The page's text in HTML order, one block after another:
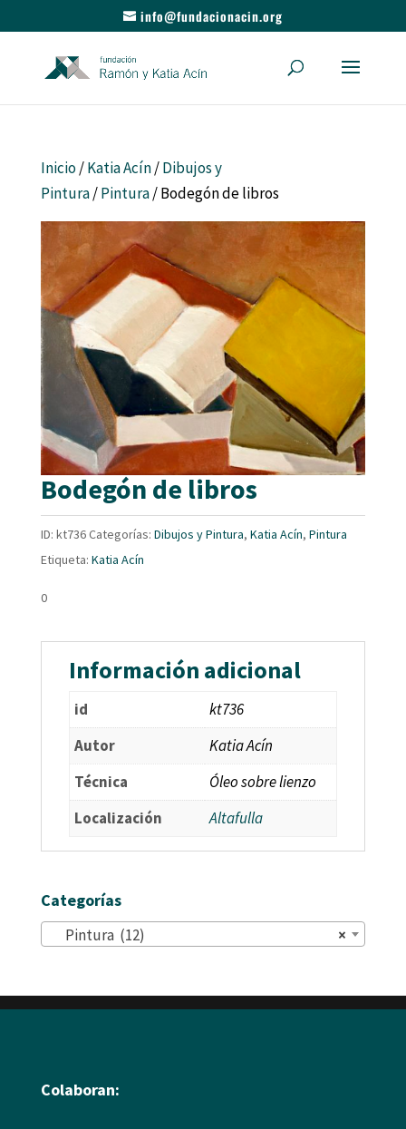
info@fundacionacin.org
Inicio/Katia Acín/Dibujos y
Pintura/Pintura/ Bodegón de libros
Bodegón de libros
ID: kt736Categorías: Dibujos y Pintura, Katia Acín, Pintura
Etiqueta: Katia Acín
0
Información adicional
id
kt736
Autor
Katia Acín
Técnica
Óleo sobre lienzo
Localización
Altafulla
Categorías
×
Pintura (12)
Colaboran: